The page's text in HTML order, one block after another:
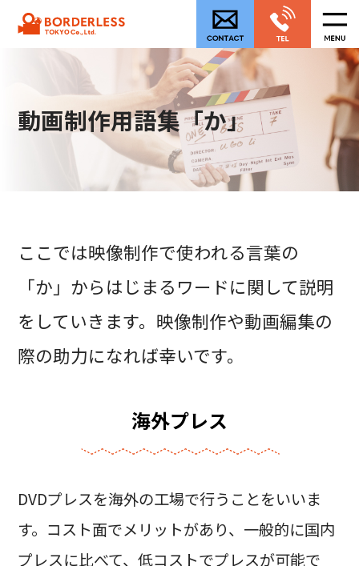
動画制作用語集「か」
ここでは映像制作で使われる言葉の
「か」からはじまるワードに関して説明
をしていきます。映像制作や動画編集の
際の助力になれば幸いです。
海外プレス
DVDプレスを海外の工場で行うことをいいま
す。コスト面でメリットがあり、一般的に国内
プレスに比べて、低コストでプレスが可能で